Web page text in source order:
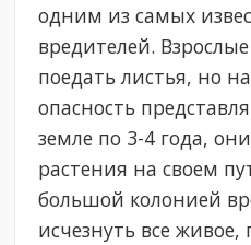
одним из самых
вредителей.
поедать листья, но
опасность
земле по 3-4 года,
растения на своем
большой колонией
исчезнуть все живое,